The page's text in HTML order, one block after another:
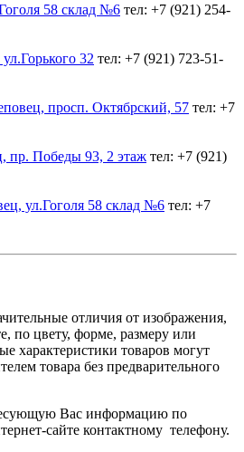
58 склад №6 тел: +7 (921) 254-
32 тел: +7 (921) 723-51-
просп. Октябрский, 57 тел: +7
пр. Победы 93, 2 этаж тел: +7 (921)
ул.Гоголя 58 склад №6 тел: +7
отличия от изображения,
по цвету, форме, размеру или
характеристики товаров могут
товара без предварительного
Вас информацию по
сайте контактному телефону.